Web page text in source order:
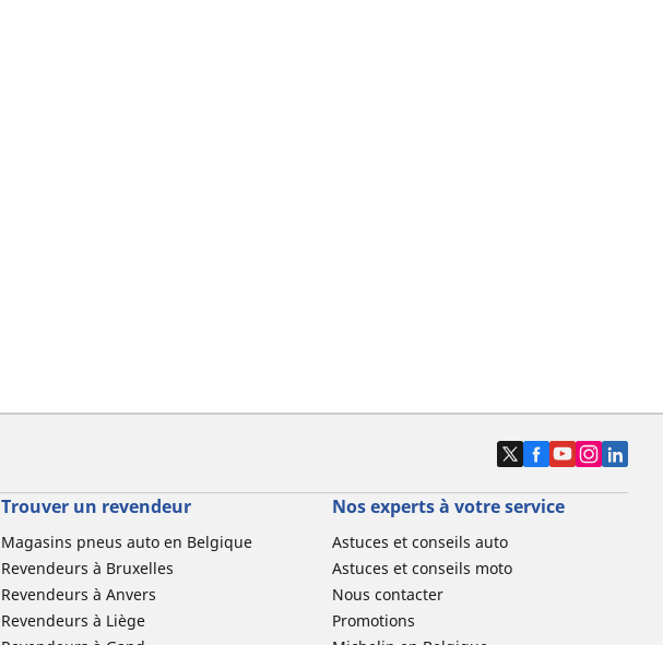
Trouver un revendeur
Magasins pneus auto en Belgique
Revendeurs à Bruxelles
Revendeurs à Anvers
Revendeurs à Liège
Nos experts à votre service
Astuces et conseils auto
Astuces et conseils moto
Nous contacter
Promotions